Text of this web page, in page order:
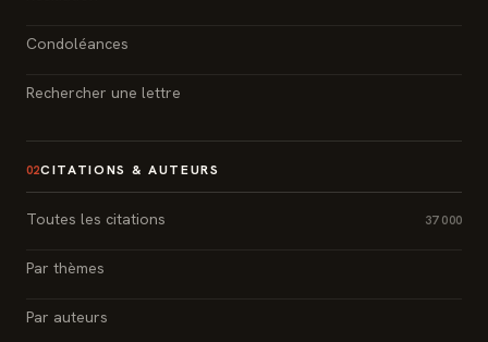
Condoléances
Rechercher une lettre
02CITATIONS & AUTEURS
Toutes les citations 37 000
Par thèmes
Par auteurs